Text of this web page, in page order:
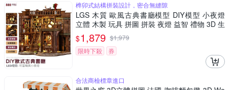
榫卯式結構拼裝設計，密合無縫隙
LGS 木質 歐風古典書廳模型 DIY模型 小夜燈
立體 木製 玩具 拼圖 拼裝 夜燈 益智 禮物 3D 生
日禮物
$1,879 $1,979
限時下殺
券
合法商檢標章進口